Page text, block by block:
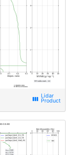
view_week